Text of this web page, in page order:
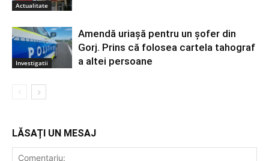
Actualitate
Investigatii
Amendă uriașă pentru un șofer din
Gorj. Prins că folosea cartela tahograf
a altei persoane
LĂSAȚI UN MESAJ